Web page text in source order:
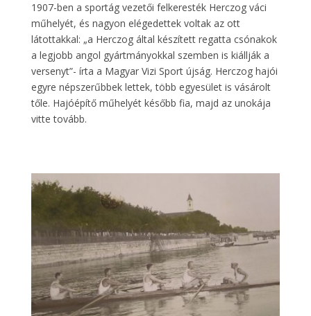
1907-ben a sportág vezetői felkeresték Herczog váci
műhelyét, és nagyon elégedettek voltak az ott
látottakkal: „a Herczog által készített regatta csónakok
a legjobb angol gyártmányokkal szemben is kiállják a
versenyt”- írta a Magyar Vizi Sport újság. Herczog hajói
egyre népszerűbbek lettek, több egyesület is vásárolt
tőle. Hajóépítő műhelyét később fia, majd az unokája
vitte tovább.